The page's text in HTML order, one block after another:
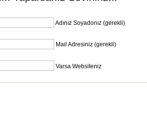
Adınız Soyadonız (gerekli)
Mail Adresiniz (gerekli)
Varsa Websiteniz